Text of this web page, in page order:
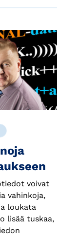
voivat
vahinkoja,
loukata
lisää tuskaa,